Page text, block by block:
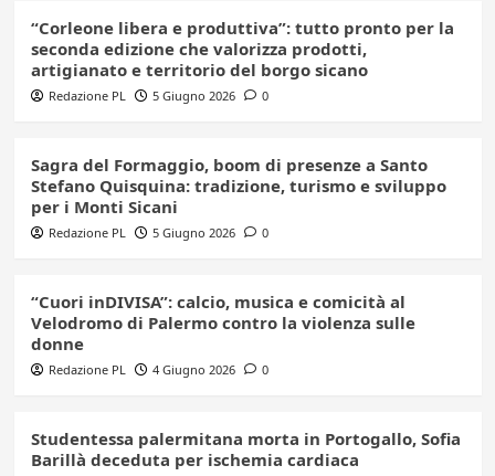
“Corleone libera e produttiva”: tutto pronto per la
seconda edizione che valorizza prodotti,
artigianato e territorio del borgo sicano
Redazione PL 5 Giugno 2026 0
Sagra del Formaggio, boom di presenze a Santo
Stefano Quisquina: tradizione, turismo e sviluppo
per i Monti Sicani
Redazione PL 5 Giugno 2026 0
“Cuori inDIVISA”: calcio, musica e comicità al
Velodromo di Palermo contro la violenza sulle
donne
Redazione PL 4 Giugno 2026 0
Studentessa palermitana morta in Portogallo, Sofia
Barillà deceduta per ischemia cardiaca